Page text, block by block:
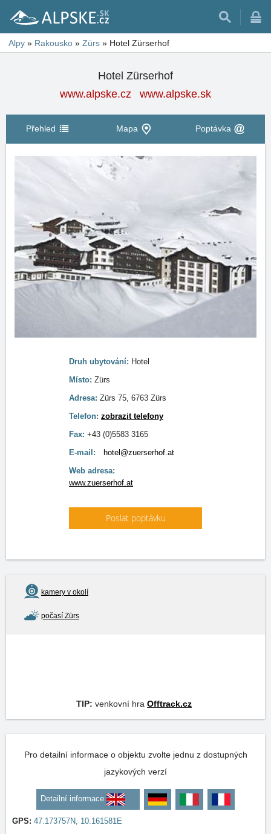
Alpy » Rakousko » Zürs » Hotel Zürserhof
Hotel Zürserhof
www.alpske.cz
www.alpske.sk
Přehled Mapa Poptávka
Druh ubytování: Hotel
Místo: Zürs
Adresa: Zürs 75, 6763 Zürs
Telefon: zobrazit telefony
Fax: +43 (0)5583 3165
E-mail:
hotel@zuerserhof.at
Web adresa:
www.zuerserhof.at
Poslat poptávku
kamery v okolí
počasí Zürs
TIP: venkovní hra Offtrack.cz
Pro detailní informace o objektu zvolte jednu z dostupných
jazykových verzí
Detailní informace
GPS: 47.173757N, 10.161581E